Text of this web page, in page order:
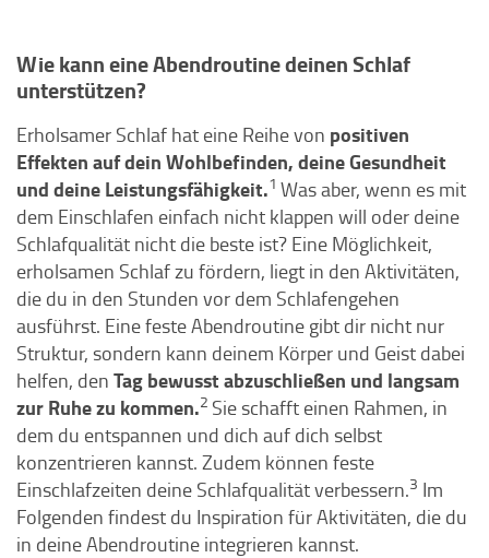
Wie kann eine Abendroutine deinen Schlaf
unterstützen?
Erholsamer Schlaf hat eine Reihe von positiven
Effekten auf dein Wohlbefinden, deine Gesundheit
und deine Leistungsfähigkeit.1 Was aber, wenn es mit
dem Einschlafen einfach nicht klappen will oder deine
Schlafqualität nicht die beste ist? Eine Möglichkeit,
erholsamen Schlaf zu fördern, liegt in den Aktivitäten,
die du in den Stunden vor dem Schlafengehen
ausführst. Eine feste Abendroutine gibt dir nicht nur
Struktur, sondern kann deinem Körper und Geist dabei
helfen, den Tag bewusst abzuschließen und langsam
zur Ruhe zu kommen.2 Sie schafft einen Rahmen, in
dem du entspannen und dich auf dich selbst
konzentrieren kannst. Zudem können feste
Einschlafzeiten deine Schlafqualität verbessern.3 Im
Folgenden findest du Inspiration für Aktivitäten, die du
in deine Abendroutine integrieren kannst.